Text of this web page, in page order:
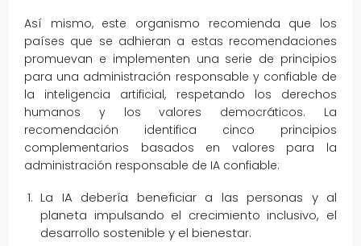
Así mismo, este organismo recomienda que los
países que se adhieran a estas recomendaciones
promuevan e implementen una serie de principios
para una administración responsable y confiable de
la inteligencia artificial, respetando los derechos
humanos y los valores democráticos. La
recomendación identifica cinco principios
complementarios basados ​​en valores para la
administración responsable de IA confiable:
La IA debería beneficiar a las personas y al
planeta impulsando el crecimiento inclusivo, el
desarrollo sostenible y el bienestar.